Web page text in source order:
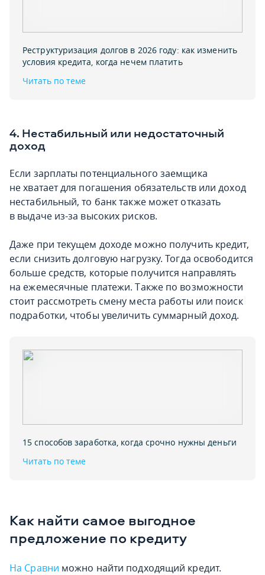
Реструктуризация долгов в 2026 году: как изменить
условия кредита‚ когда нечем платить
Читать по теме
4. Нестабильный или недостаточный
доход
Если зарплаты потенциального заемщика
не хватает для погашения обязательств или доход
нестабильный, то банк также может отказать
в выдаче из-за высоких рисков.
Даже при текущем доходе можно получить кредит,
если снизить долговую нагрузку. Тогда освободится
больше средств, которые получится направлять
на ежемесячные платежи. Также по возможности
стоит рассмотреть смену места работы или поиск
подработки, чтобы увеличить суммарный доход.
15 способов заработка‚ когда срочно нужны деньги
Читать по теме
Как найти самое выгодное
предложение по кредиту
На Сравни можно найти подходящий кредит.